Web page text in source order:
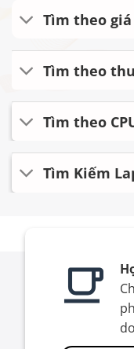
Tìm theo giá
Tìm theo
Tìm theo
Tìm Kiếm